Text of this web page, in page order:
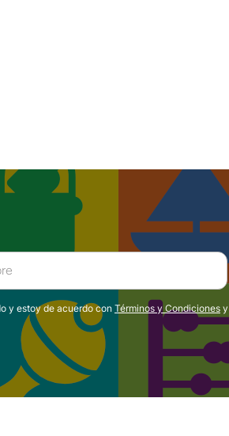
y estoy de acuerdo con Términos y Condiciones